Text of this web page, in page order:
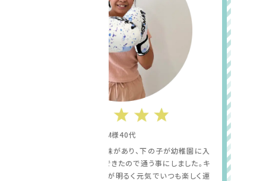
M様40代
キックボクシングに興味があり、下の子が幼稚園に入
り、やっと自分時間ができたので通う事にしました。キ
ックボクシングの先生が明るく元気でいつも楽しく運